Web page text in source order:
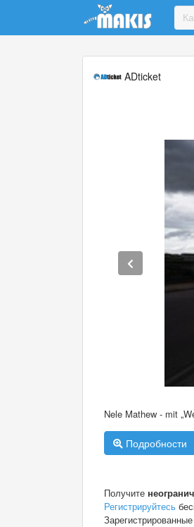
Update cookies preferences
ADticket
Nele Mathew - mit
Подробности
Получите
Регистрируйтесь